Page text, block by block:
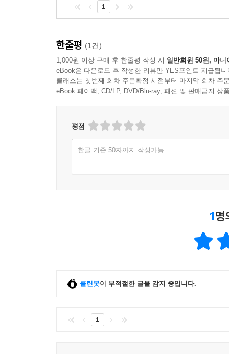
1
한줄평 (1건)
1,000원 이상 구매 후 한줄평 작성 시 일반회원 50원, 마니
eBook은 다운로드 후 작성한 리뷰만 YES포인트 지급됩니
클래스는 첫번째 회차 주문확정 시점부터 마지막 회차 주
eBook 페이백, CD/LP, DVD/Blu-ray, 패션 및 판매금지 상
평점
한글 기준 50자까지 작성가능
1명
클린봇이 부적절한 글을 감지 중입니다.
1